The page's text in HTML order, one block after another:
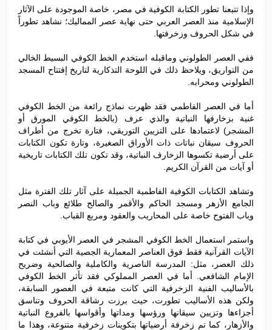
وإذا تتبعنا تطور الكتابة الكوفية في مصر، خاصة الموجودة على الآثار
الإسلامية منذ العصر العربي حتى نهاية عصر المماليك؛ نشاهد تطوراً
في شكل الحروف وزخرفتها.
ففي العصر الطولوني وماقبله استخدم الخط الكوفي البسيط الخالي
من التواريق، ويلاحظ ذلك في اللوحة التذكارية لتاريخ إفتتاح المسجد
الطولوني ومحرابه.
أما في العصر الفاطمي فقد ظهرت نماذج رائعة من الخط الكوفي
غنية بزخارفها النباتية والذي عرف (بالخط الكوفي المورق أو
المشجر) لاعتمادها على التزيين التوريقي، فتارة تخرج من أطراف
الحروف سيقان نباتات ذات الأوراق الصغيرة، وتارة تكون الكتابات
على أرضية تكسوها الزخارف النباتية، وقد تكون تلك الكتابات تاريخية
أو آيات من القرآن الكريم.
وتشاهد الكتابات الكوفية الفاطمية الجميلة على آثار تلك الفترة مثل
الجامع الأزهر ومسجد الحاكم والأقمر والصالح طلائع وباب النصر
وباب الفتوح خاصة على المحاريب والعقود ومربع القباب.
واستمر استعمال الخط الكوفي المشجر في العصر الأيوبي في كتابة
الآيات القرآنية فقط فوق العناصر المعمارية الجصية التي أنشئت في
ذلك العصر، مثل: المدرسة الناصرية والكاملية والصالحية وضريح
الإمام الشافعي. أما في العصر المملوكي فقد تأثر الخط الكوفي
بالأساليب الفنية الزخرفية التي كانت متبعة في العصور السابقة،
ولكن هذه الأساليب تطورت، حيث برزت رشاقة الحروف وتناسق
أجزاءها وتزيين سيقانها ورؤسها ومداتها وأقواسها بالفروع النباتية
والأزهار، كما تم زخرفة أرضياتها بتكوينات زخرفية متنوعة، وهذا ما